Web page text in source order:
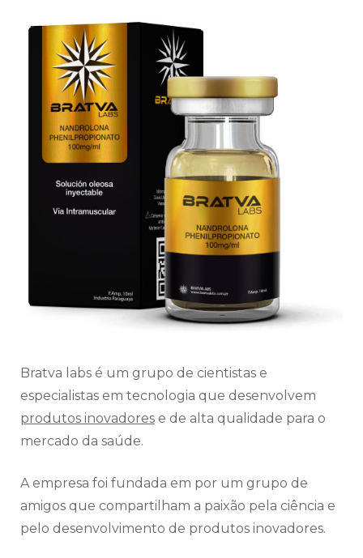
Bratva labs é um grupo de cientistas e
especialistas em tecnologia que desenvolvem
produtos inovadores e de alta qualidade para o
mercado da saúde.
A empresa foi fundada em por um grupo de
amigos que compartilham a paixão pela ciência e
pelo desenvolvimento de produtos inovadores.